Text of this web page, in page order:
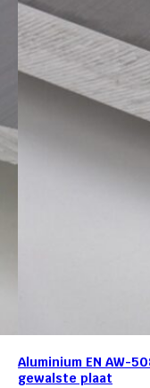
Aluminium EN AW-
gewalste plaat